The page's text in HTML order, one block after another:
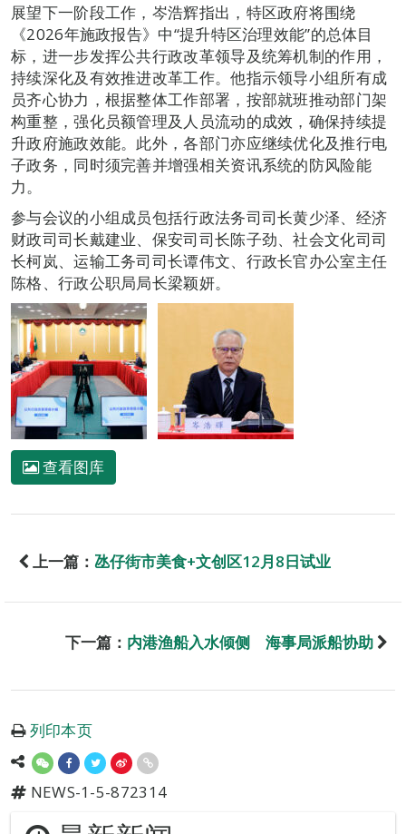
展望下一阶段工作，岑浩辉指出，特区政府将围绕
《2026年施政报告》中“提升特区治理效能”的总体目
标，进一步发挥公共行政改革领导及统筹机制的作用，
持续深化及有效推进改革工作。他指示领导小组所有成
员齐心协力，根据整体工作部署，按部就班推动部门架
构重整，强化员额管理及人员流动的成效，确保持续提
升政府施政效能。此外，各部门亦应继续优化及推行电
子政务，同时须完善并增强相关资讯系统的防风险能
力。
参与会议的小组成员包括行政法务司司长黄少泽、经济
财政司司长戴建业、保安司司长陈子劲、社会文化司司
长柯岚、运输工务司司长谭伟文、行政长官办公室主任
陈格、行政公职局局长梁颖妍。
查看图库
上一篇： 氹仔街市美食+文创区12月8日试业
下一篇： 内港渔船入水倾侧 海事局派船协助
列印本页
NEWS-1-5-872314